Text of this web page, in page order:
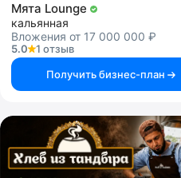
Мята Lounge
кальянная
Вложения от 17 000 000 ₽
5.0
1 отзыв
Получить бизнес-план